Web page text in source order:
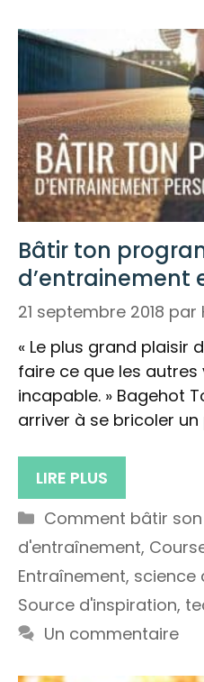
Bâtir ton
d’entrainement
21 septembre 2018 par
« Le plus grand plaisir
faire ce que les autres
incapable. » Bagehot
arriver à se bricoler
LIRE PLUS
Catégories
Comment bâtir
d'entraînement,
Entraînement, science
Source d'inspiration,
Un commentaire